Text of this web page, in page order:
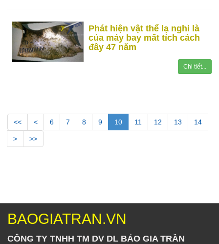
Phát hiện vật thể lạ nghi là
của máy bay mất tích cách
đây 47 năm
Chi tiết...
<< < 6 7 8 9 10 11 12 13 14
> >>
BAOGIATRAN.VN
CÔNG TY TNHH TM DV DL BẢO GIA TRẦN